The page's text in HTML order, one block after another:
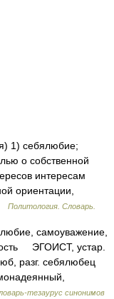
1) себялюбие;
о собственной
интересам
ориентации,
Политология. Словарь.
самоуважение,
ЭГОИСТ, устар.
разг. себялюбец
тезаурус синонимов